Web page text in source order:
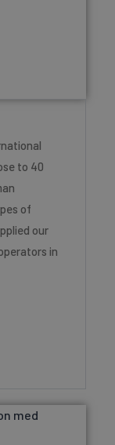
to 40
of
our
in